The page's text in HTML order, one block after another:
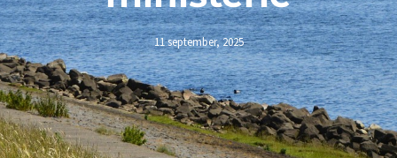
11 september, 2025